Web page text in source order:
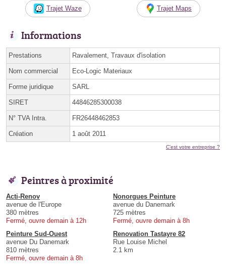
Trajet Waze Trajet Maps
Informations
Prestations Ravalement, Travaux d'isolation
Nom commercial Eco-Logic Materiaux
Forme juridique SARL
SIRET 44846285300038
N° TVA Intra. FR26448462853
Création 1 août 2011
C'est votre entreprise ?
Peintres à proximité
Acti-Renov
avenue de l'Europe
380 mètres
Fermé, ouvre demain à 12h
Nonorgues Peinture
avenue du Danemark
725 mètres
Fermé, ouvre demain à 8h
Peinture Sud-Ouest
avenue Du Danemark
810 mètres
Fermé, ouvre demain à 8h
Renovation Tastayre 82
Rue Louise Michel
2.1 km